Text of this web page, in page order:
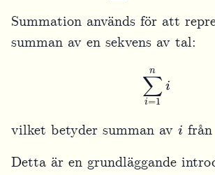
Summation används för att
summan av en sekvens av tal:
=
vilket betyder summan av i
Detta är en grundläggande